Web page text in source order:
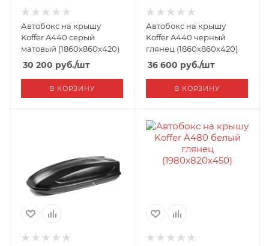
Автобокс на крышу
Koffer A440 серый
матовый (1860х860х420)
30 200 руб./шт
В КОРЗИНУ
Автобокс на крышу
Koffer A440 черный
глянец (1860х860х420)
36 600 руб./шт
В КОРЗИНУ